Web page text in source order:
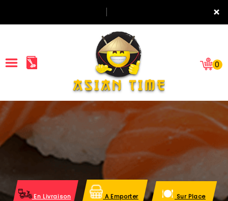
×
ACCUEIL
LA CARTE
VOS AVIS
0
En Livraison A Emporter Sur Place